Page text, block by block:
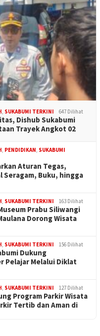
, SUKABUMI TERKINI 647 Dilihat
Dishub Sukabumi
Trayek Angkot 02
, PENDIDIKAN, SUKABUMI
Aturan Tegas,
Seragam, Buku, hingga
, SUKABUMI TERKINI 163 Dilihat
Prabu Siliwangi
Dorong Wisata
, SUKABUMI TERKINI 156 Dilihat
Dukung
Pelajar Melalui Diklat
, SUKABUMI TERKINI 127 Dilihat
Program Parkir Wisata
Tertib dan Aman di